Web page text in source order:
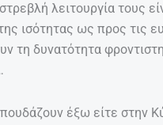
λειτουργία τους
ισότητας ως προς τις
τη δυνατότητα
έξω είτε στην